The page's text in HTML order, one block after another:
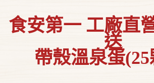
食安第一 工廠直
送
帶殼溫泉蛋